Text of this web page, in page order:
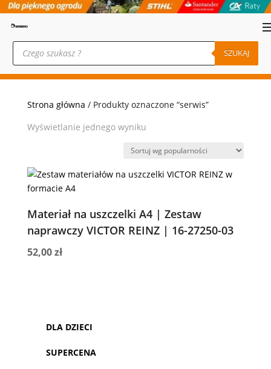
Wyszukiwarka
produktów SZUKAJ
Strona główna / Produkty oznaczone “serwis”
Wyświetlanie jednego wyniku
Materiał na uszczelki A4 | Zestaw
naprawczy VICTOR REINZ | 16-27250-03
52,00zł
DLA DZIECI
SUPERCENA